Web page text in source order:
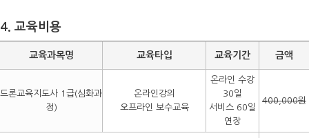
4. 교육비용
교육과목명 교육타입 교육기간 금액
드론교육지도사 1급(심화과
정)
온라인강의
오프라인 보수교육
온라인 수강
30일
서비스 60일
연장
400,000원